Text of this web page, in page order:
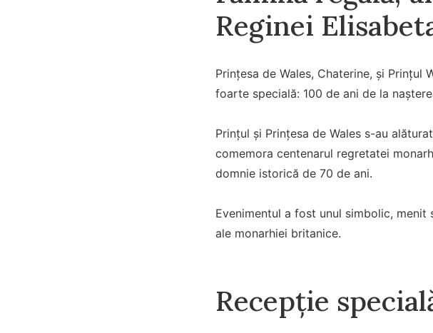
Reginei
Prințesa de Wales, Chaterine, și
foarte specială: 100 de ani de la
Prințul și Prințesa de Wales s-au
comemora centenarul regretatei
domnie istorică de 70 de ani.
Evenimentul a fost unul simbolic,
ale monarhiei britanice.
Recepție